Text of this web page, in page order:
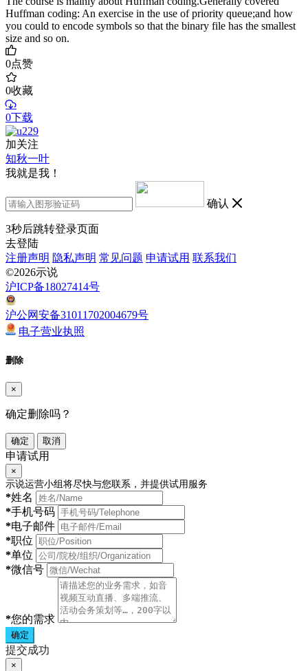
Huffman coding: An exercise in the use of priority queue;and how
you could to encode symbols so that the binary file has the smallest
size and so on.
0点赞
0收藏
0下载
加关注
知秋一叶
我就是我！
确认
3秒后跳转登录页面
去登陆
注册声明 隐私声明 常见问题 申请试用 联系我们
©2026示说
沪ICP备18027414号
沪公网安备31011702004679号
电子营业执照
删除
×
确定删除吗？
确定 取消
申请试用
×
示说运营小组将尽快与您联系，并提供试用服务
*姓名
*手机号码
*电子邮件
*职位
*单位
*微信号
*您的需求
确定
提交成功
×